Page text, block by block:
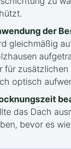
der
gleichmäßig
für
optisch
das Dach
bevor es